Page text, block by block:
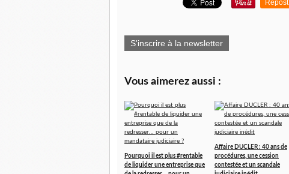
Repost
S'inscrire à la newsletter
Vous aimerez aussi :
Pourquoi il est plus #rentable
de liquider une entreprise que
Affaire DUCLER : 40 ans de
procédures, une cession
contestée et un scandale